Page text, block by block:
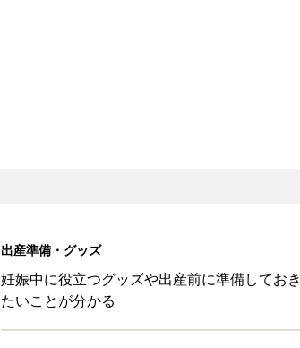
出産準備・グッズ
妊娠中に役立つグッズや出産前に準備しておき
たいことが分かる